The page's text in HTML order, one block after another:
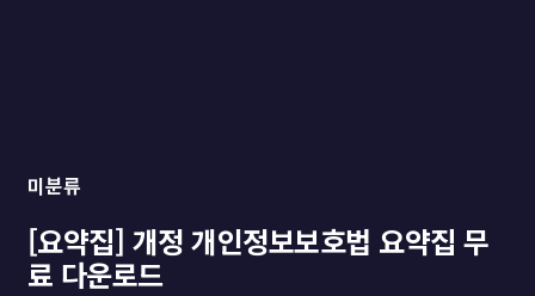
미분류
[요약집] 개정 개인정보보호법 요약집 무
료 다운로드